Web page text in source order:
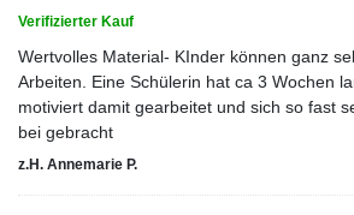
Verifizierter Kauf
Wertvolles Material- KInder können ganz
Arbeiten. Eine Schülerin hat ca 3 Wochen
motiviert damit gearbeitet und sich so fast
bei gebracht
z.H. Annemarie P.